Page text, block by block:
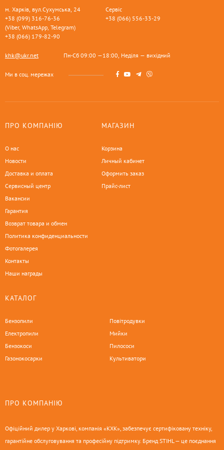
м. Харків, вул.Сухумська, 24
+38 (099) 316-76-36
(Viber, WhatsApp, Telegram)
+38 (066) 179-82-90
Сервіс
+38 (066) 556-33-29
khk@ukr.net Пн-Сб 09:00 —18:00, Неділя — вихідний
Ми в соц. мережах
ПРО КОМПАНІЮ
О нас
Новости
Доставка и оплата
Сервисный центр
Вакансии
Гарантия
Возврат товара и обмен
Политика конфиденциальности
Фотогалерея
Контакты
Наши награды
МАГАЗИН
Корзина
Личный кабинет
Оформить заказ
Прайс-лист
КАТАЛОГ
Бензопили
Електропили
Бензокоси
Газонокосарки
Повітродувки
Мийки
Пилососи
Культиватори
ПРО КОМПАНІЮ
Офіційний дилер у Харкові, компанія «КХК», забезпечує сертифіковану техніку,
гарантійне обслуговування та професійну підтримку. Бренд STIHL — це поєднання